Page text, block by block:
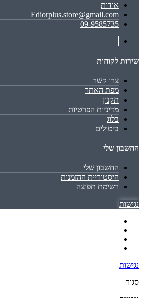
אודות
Ediorplus.store@gmail.com
09-9585735
שירות לקוחות
צרו קשר
מפת האתר
תקנון
מדיניות הפרטיות
בלוג
ביטולים
החשבון שלי
החשבון שלי
היסטוריית ההזמנות
רשימת תפוצה
נגישות
נגישות
סגור